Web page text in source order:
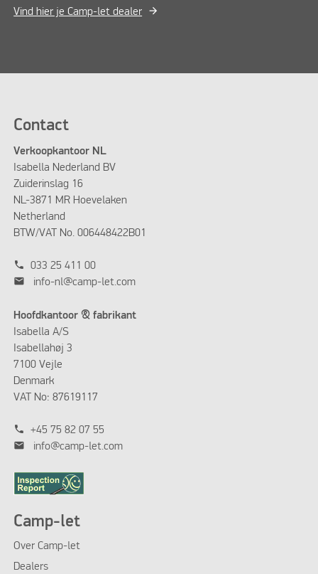
Vind hier je Camp-let dealer
Contact
Verkoopkantoor NL
Isabella Nederland BV
Zuiderinslag 16
NL-3871 MR Hoevelaken
Netherland
BTW/VAT No. 006448422B01
phone 033 25 411 00
mail info-nl@camp-let.com
Hoofdkantoor & fabrikant
Isabella A/S
Isabellahøj 3
7100 Vejle
Denmark
VAT No: 87619117
phone +45 75 82 07 55
mail info@camp-let.com
Camp-let
Over Camp-let
Dealers